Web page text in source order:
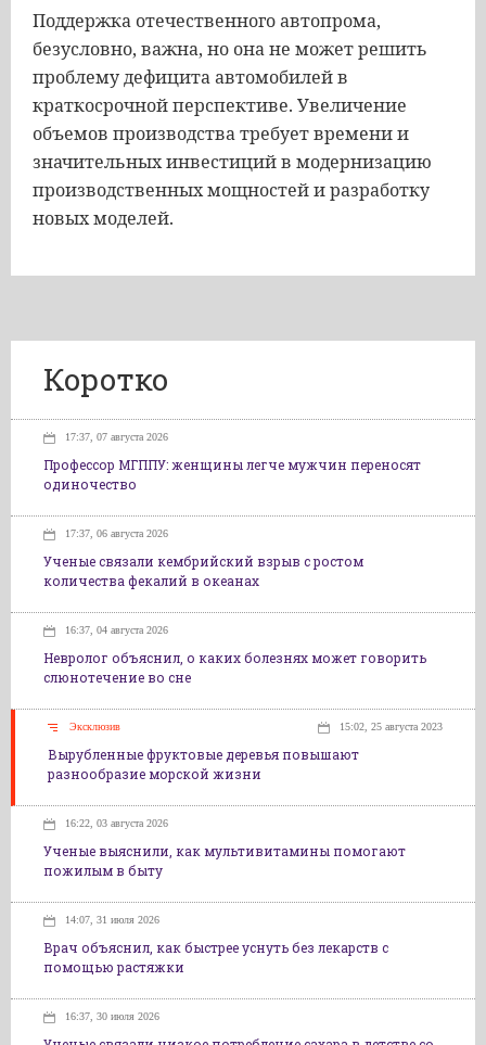
Поддержка отечественного автопрома,
безусловно, важна, но она не может решить
проблему дефицита автомобилей в
краткосрочной перспективе. Увеличение
объемов производства требует времени и
значительных инвестиций в модернизацию
производственных мощностей и разработку
новых моделей.
Коротко
17:37, 07 августа 2026
Профессор МГППУ: женщины легче мужчин переносят
одиночество
17:37, 06 августа 2026
Ученые связали кембрийский взрыв с ростом
количества фекалий в океанах
16:37, 04 августа 2026
Невролог объяснил, о каких болезнях может говорить
слюнотечение во сне
Эксклюзив 15:02, 25 августа 2023
Вырубленные фруктовые деревья повышают
разнообразие морской жизни
16:22, 03 августа 2026
Ученые выяснили, как мультивитамины помогают
пожилым в быту
14:07, 31 июля 2026
Врач объяснил, как быстрее уснуть без лекарств с
помощью растяжки
16:37, 30 июля 2026